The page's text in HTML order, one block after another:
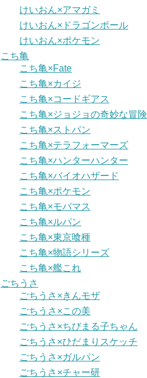
けいおん×アマガミ
けいおん×ドラゴンボール
けいおん×ポケモン
こち亀
こち亀×Fate
こち亀×カイジ
こち亀×コードギアス
こち亀×ジョジョの奇妙な冒険
こち亀×ストパン
こち亀×テラフォーマーズ
こち亀×ハンターハンター
こち亀×バイオハザード
こち亀×ポケモン
こち亀×モバマス
こち亀×ルパン
こち亀×東京喰種
こち亀×物語シリーズ
こち亀×艦これ
ごちうさ
ごちうさ×きんモザ
ごちうさ×この美
ごちうさ×ちびまる子ちゃん
ごちうさ×ひだまりスケッチ
ごちうさ×ガルパン
ごちうさ×チャー研